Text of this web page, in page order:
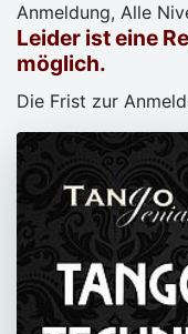
Anmeldung, Alle
Leider ist eine
möglich.
Die Frist zur